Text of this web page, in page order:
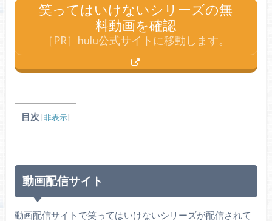
笑ってはいけないシリーズの無
料動画を確認
［PR］hulu公式サイトに移動します。
目次 [非表示]
動画配信サイト
動画配信サイトで笑ってはいけないシリーズが配信されて